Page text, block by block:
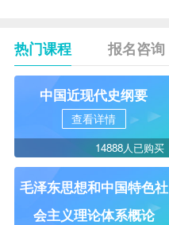
热门课程 报名咨询
中国近现代史纲要
查看详情
14888人已购买
毛泽东思想和中国特色社
会主义理论体系概论